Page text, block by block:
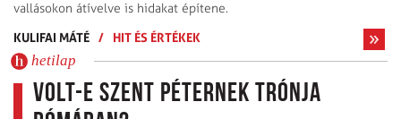
vallásokon átívelve is hidakat építene.
KULIFAI MÁTÉ / HIT ÉS ÉRTÉKEK
hetilap
Volt-e Szent Péternek trónja